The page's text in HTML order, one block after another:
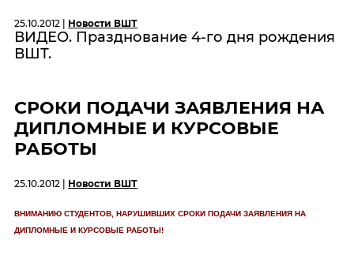
25.10.2012 | Новости ВШТ
ВИДЕО. Празднование 4-го дня рождения
ВШТ.
СРОКИ ПОДАЧИ ЗАЯВЛЕНИЯ НА
ДИПЛОМНЫЕ И КУРСОВЫЕ
РАБОТЫ
25.10.2012 | Новости ВШТ
ВНИМАНИЮ СТУДЕНТОВ, НАРУШИВШИХ СРОКИ ПОДАЧИ ЗАЯВЛЕНИЯ НА
ДИПЛОМНЫЕ И КУРСОВЫЕ РАБОТЫ!